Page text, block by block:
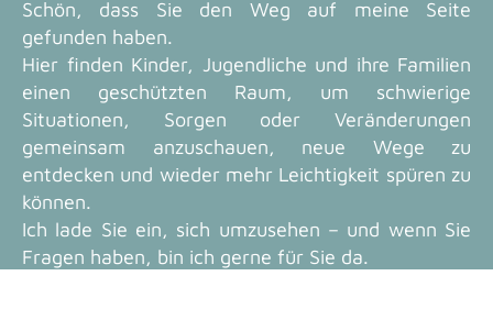
Schön, dass Sie den Weg auf meine Seite
gefunden haben.
Hier finden Kinder, Jugendliche und ihre Familien
einen geschützten Raum, um schwierige
Situationen, Sorgen oder Veränderungen
gemeinsam anzuschauen, neue Wege zu
entdecken und wieder mehr Leichtigkeit spüren zu
können.
Ich lade Sie ein, sich umzusehen – und wenn Sie
Fragen haben, bin ich gerne für Sie da.